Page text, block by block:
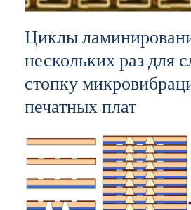
Циклы
нескольких раз для
стопку
печатных плат